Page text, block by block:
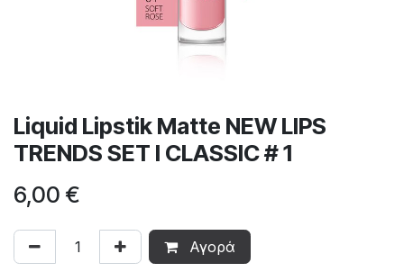
Liquid Lipstik Matte NEW LIPS
TRENDS SET I CLASSIC # 1
6,00 €
Αγορά